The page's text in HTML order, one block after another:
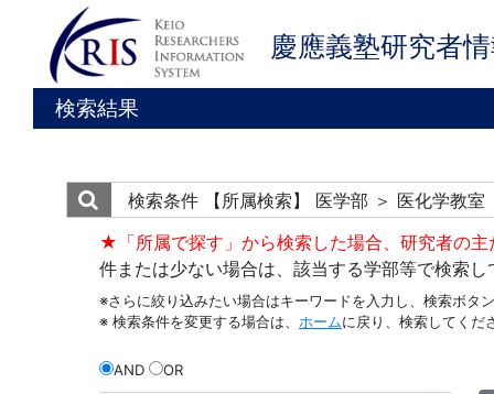
慶應義塾研究者
検索結果
検索条件
【所属検索】 医学部 ＞ 医化学教室
★「所属で探す」から検索した場合、研究者の
件または少ない場合は、該当する学部等で検索し
※さらに絞り込みたい場合はキーワードを入力し、検索ボタ
※ 検索条件を変更する場合は、 ホームに戻り、検索してくだ
AND OR